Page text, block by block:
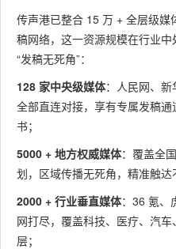
传声港已整合 15 万 + 全层级媒
稿网络，这一资源规模在行业
“发稿无死角”：
128 家中央级媒体：人民网、
全部直连对接，享有专属发稿
书；
5000 + 地方权威媒体：覆盖全
划，区域传播无死角，精准触达
2000 + 行业垂直媒体：36 氪、
网打尽，覆盖科技、医疗、汽
层；